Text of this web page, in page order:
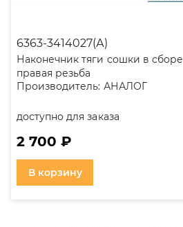
6363-3414027(А)
Наконечник тяги сошки в сборе
правая резьба
Производитель: АНАЛОГ
доступно для заказа
2 700 ₽
В корзину